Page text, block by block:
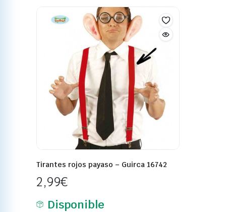
Tirantes rojos payaso – Guirca 16742
2,99€
Disponible